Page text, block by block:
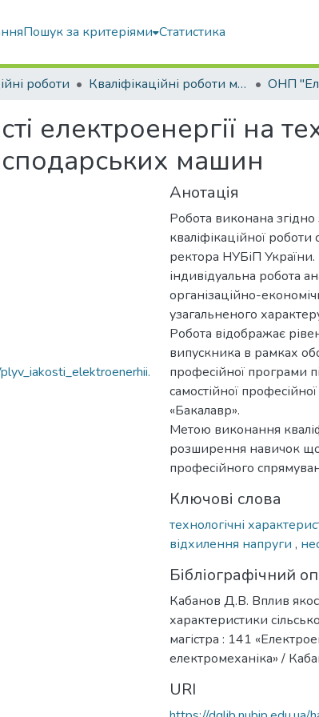
Пошук за критеріями Статистика
роботи Кваліфікаційні роботи магістрів
електроенергії на
машин
Анотація
Робота виконана
кваліфікаційної
ректора НУБіП України.
індивідуальна робота
організаційно-
узагальненого
Робота відображає
випускника в рамках
професійної програми
самостійної
«Бакалавр».
Метою виконання
розширення навичок
професійного
Ключові слова
технологічні
відхилення напруги ,
Бібліографічний
Кабанов Д.В. Вплив
характеристики
магістра : 141
електромеханіка» /
URI